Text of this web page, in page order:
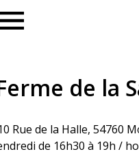
de la
Rue de la Halle, 54760
de 16h30 à 19h /